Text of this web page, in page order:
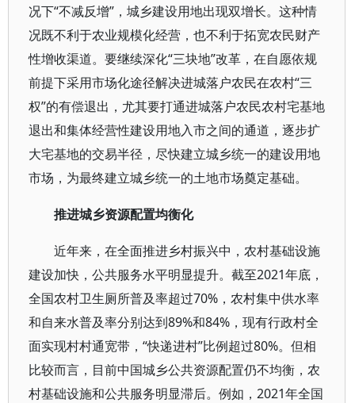
况下“不减反增”，城乡建设用地出现双增长。这种情
况既不利于农业规模化经营，也不利于拓宽农民财产
性增收渠道。要继续深化“三块地”改革，在自愿依规
前提下采用市场化途径解决进城落户农民在农村“三
权”的有偿退出，尤其要打通进城落户农民农村宅基地
退出和集体经营性建设用地入市之间的通道，逐步扩
大宅基地的交易半径，尽快建立城乡统一的建设用地
市场，为最终建立城乡统一的土地市场奠定基础。
推进城乡资源配置均衡化
近年来，在全面推进乡村振兴中，农村基础设施
建设加快，公共服务水平明显提升。截至2021年底，
全国农村卫生厕所普及率超过70%，农村集中供水率
和自来水普及率分别达到89%和84%，现有行政村全
面实现村村通宽带，“快递进村”比例超过80%。但相
比较而言，目前中国城乡公共资源配置仍不均衡，农
村基础设施和公共服务明显滞后。例如，2021年全国